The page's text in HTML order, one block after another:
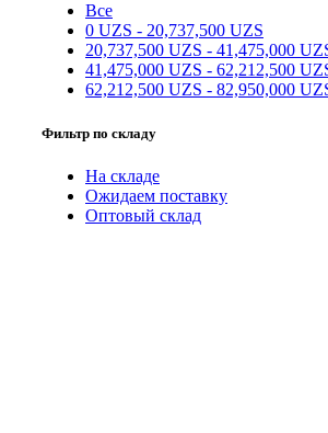
Все
0 UZS - 20,737,500 UZS
20,737,500 UZS - 41,475,000
41,475,000 UZS - 62,212,500
62,212,500 UZS - 82,950,000
Фильтр по складу
На складе
Ожидаем поставку
Оптовый склад